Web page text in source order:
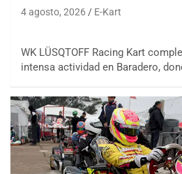
4 agosto, 2026 E-Kart
WK LÜSQTOFF Racing Kart
intensa actividad en Baradero,